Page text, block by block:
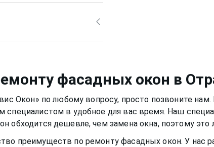
а
аккуратным, чтобы
и теплыми годами.фасадных окон в
Окон» по любому вопросу, просто позвоните
специалистом в удобное для вас время. Наш
обходится дешевле, чем замена окна, поэтому
преимуществ по ремонту фасадных окон. У нас